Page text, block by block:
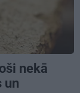
nekā
un